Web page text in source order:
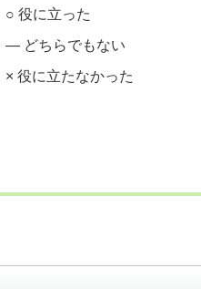
○ 役に立った
― どちらでもない
× 役に立たなかった